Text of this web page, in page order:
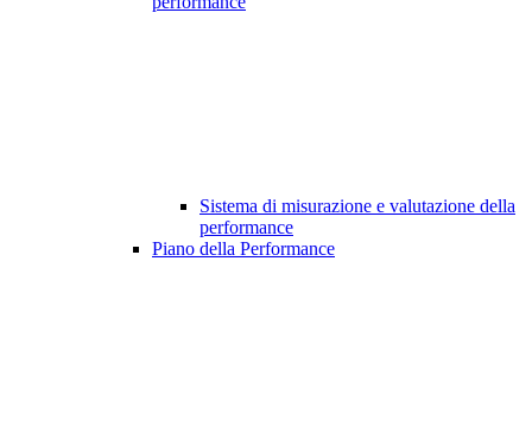
Sistema di misurazione e valutazione della
performance
Piano della Performance